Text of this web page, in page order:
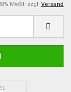
MwSt. zzgl. Versand